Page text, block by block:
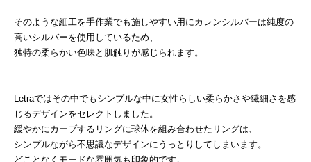
そのような細工を手作業でも施しやすい用にカレンシルバーは純度の
高いシルバーを使用しているため、
独特の柔らかい色味と肌触りが感じられます。
Letraではその中でもシンプルな中に女性らしい柔らかさや繊細さを感
じるデザインをセレクトしました。
緩やかにカーブするリングに球体を組み合わせたリングは、
シンプルながら不思議なデザインにうっとりしてしまいます。
どことなくモードな雰囲気も印象的です。